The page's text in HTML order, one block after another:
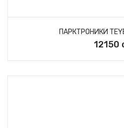
ПАРКТРОНИКИ
12150